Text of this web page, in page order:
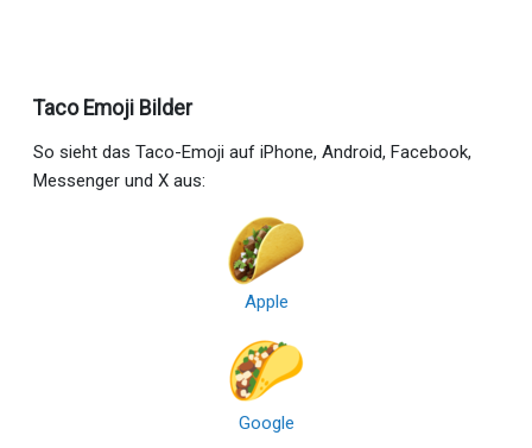
Taco Emoji Bilder
So sieht das Taco-Emoji auf iPhone, Android, Facebook,
Messenger und X aus:
Apple
Google